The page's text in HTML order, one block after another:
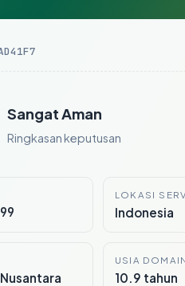
Sangat Aman
Ringkasan keputusan
LOKASI
Indonesia
USIA
10.9 tahun